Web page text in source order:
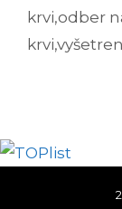
krvi,odber
krvi,